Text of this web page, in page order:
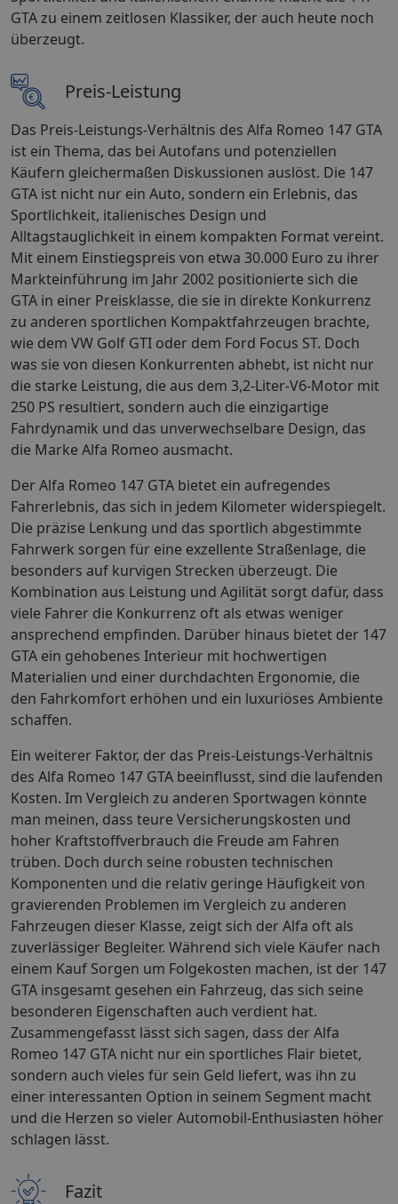
GTA zu einem zeitlosen Klassiker, der auch heute noch
überzeugt.
Preis-Leistung
Das Preis-Leistungs-Verhältnis des Alfa Romeo 147 GTA
ist ein Thema, das bei Autofans und potenziellen
Käufern gleichermaßen Diskussionen auslöst. Die 147
GTA ist nicht nur ein Auto, sondern ein Erlebnis, das
Sportlichkeit, italienisches Design und
Alltagstauglichkeit in einem kompakten Format vereint.
Mit einem Einstiegspreis von etwa 30.000 Euro zu ihrer
Markteinführung im Jahr 2002 positionierte sich die
GTA in einer Preisklasse, die sie in direkte Konkurrenz
zu anderen sportlichen Kompaktfahrzeugen brachte,
wie dem VW Golf GTI oder dem Ford Focus ST. Doch
was sie von diesen Konkurrenten abhebt, ist nicht nur
die starke Leistung, die aus dem 3,2-Liter-V6-Motor mit
250 PS resultiert, sondern auch die einzigartige
Fahrdynamik und das unverwechselbare Design, das
die Marke Alfa Romeo ausmacht.
Der Alfa Romeo 147 GTA bietet ein aufregendes
Fahrerlebnis, das sich in jedem Kilometer widerspiegelt.
Die präzise Lenkung und das sportlich abgestimmte
Fahrwerk sorgen für eine exzellente Straßenlage, die
besonders auf kurvigen Strecken überzeugt. Die
Kombination aus Leistung und Agilität sorgt dafür, dass
viele Fahrer die Konkurrenz oft als etwas weniger
ansprechend empfinden. Darüber hinaus bietet der 147
GTA ein gehobenes Interieur mit hochwertigen
Materialien und einer durchdachten Ergonomie, die
den Fahrkomfort erhöhen und ein luxuriöses Ambiente
schaffen.
Ein weiterer Faktor, der das Preis-Leistungs-Verhältnis
des Alfa Romeo 147 GTA beeinflusst, sind die laufenden
Kosten. Im Vergleich zu anderen Sportwagen könnte
man meinen, dass teure Versicherungskosten und
hoher Kraftstoffverbrauch die Freude am Fahren
trüben. Doch durch seine robusten technischen
Komponenten und die relativ geringe Häufigkeit von
gravierenden Problemen im Vergleich zu anderen
Fahrzeugen dieser Klasse, zeigt sich der Alfa oft als
zuverlässiger Begleiter. Während sich viele Käufer nach
einem Kauf Sorgen um Folgekosten machen, ist der 147
GTA insgesamt gesehen ein Fahrzeug, das sich seine
besonderen Eigenschaften auch verdient hat.
Zusammengefasst lässt sich sagen, dass der Alfa
Romeo 147 GTA nicht nur ein sportliches Flair bietet,
sondern auch vieles für sein Geld liefert, was ihn zu
einer interessanten Option in seinem Segment macht
und die Herzen so vieler Automobil-Enthusiasten höher
schlagen lässt.
Fazit